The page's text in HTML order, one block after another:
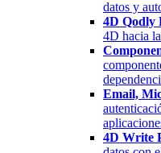
datos y
4D Qodly
4D hacia
Email,
4D Write